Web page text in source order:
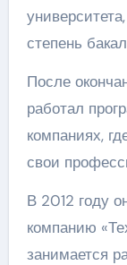
степень
После
работал
компаниях,
свои
В 2012 году
компанию
занимается